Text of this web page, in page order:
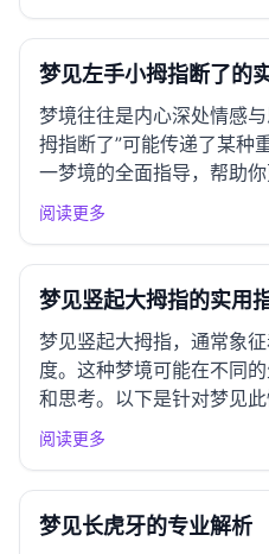
我形象或自我认同的重新
论中常象征着性和力...
梦见左手小拇指断了的
梦境往往是内心深处情感
拇指断了”可能传递了某种
一梦境的全面指导，帮助
情绪应对指南 常见情绪反
控制感的恐惧或对某些重
着微小但重要的...
阅读更多
梦见竖起大拇指的实用
梦见竖起大拇指，通常象
度。这种梦境可能在不同
和思考。以下是针对梦见
建议。 一、情绪应对指南
对他人评价的敏感。此梦
功和认可过程中的心理...
阅读更多
梦见长虎牙的专业解析